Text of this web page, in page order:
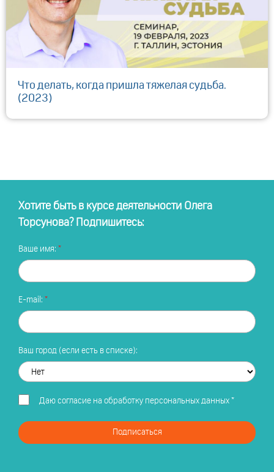
Что делать, когда пришла тяжелая судьба.
(2023)
Хотите быть в курсе деятельности Олега
Торсунова? Подпишитесь:
Ваше имя:
E-mail:
Ваш город (если есть в списке):
Даю согласие на обработку персональных данных*
Подписаться